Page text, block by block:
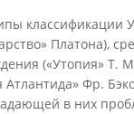
классификации
Платона),
(«Утопия» Т.
Атлантида» Фр.
в них